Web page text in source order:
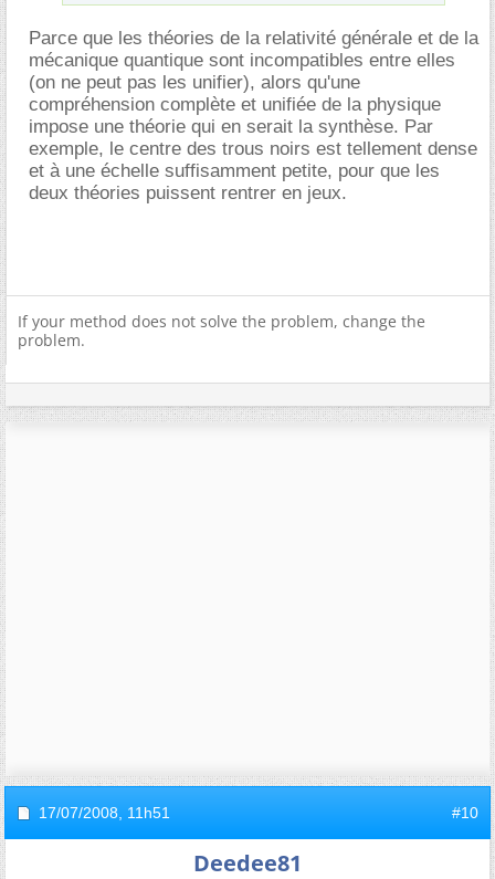
Parce que les théories de la relativité générale et de la
mécanique quantique sont incompatibles entre elles
(on ne peut pas les unifier), alors qu'une
compréhension complète et unifiée de la physique
impose une théorie qui en serait la synthèse. Par
exemple, le centre des trous noirs est tellement dense
et à une échelle suffisamment petite, pour que les
deux théories puissent rentrer en jeux.
If your method does not solve the problem, change the
problem.
17/07/2008, 11h51 #10
Deedee81